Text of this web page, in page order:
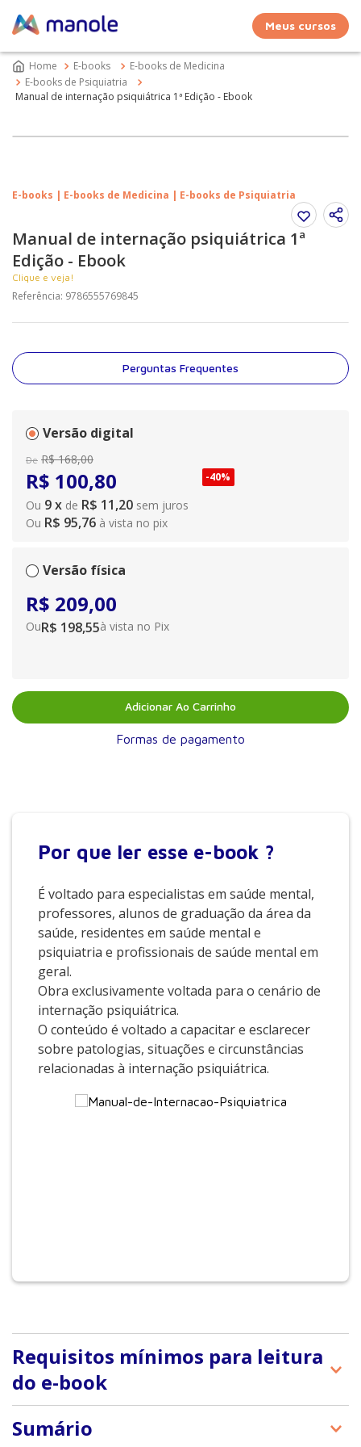
Meus cursos
E-books
E-books de Medicina
E-books de Psiquiatria
Manual de internação psiquiátrica 1ª Edição - Ebook
E-books | E-books de Medicina | E-books de Psiquiatria
Manual de internação psiquiátrica 1ª
Edição - Ebook
Clique e veja!
Referência: 9786555769845
Perguntas Frequentes
Versão digital
De R$ 168,00
R$ 100,80
Ou 9x de R$ 11,20 sem juros
-40%
Ou R$ 95,76 à vista no pix
Versão física
R$ 209,00
OuR$ 198,55à vista no Pix
Adicionar Ao Carrinho
Formas de pagamento
Por que ler esse e-book ?
É voltado para especialistas em saúde mental,
professores, alunos de graduação da área da
saúde, residentes em saúde mental e
psiquiatria e profissionais de saúde mental em
geral.
Obra exclusivamente voltada para o cenário de
internação psiquiátrica.
O conteúdo é voltado a capacitar e esclarecer
sobre patologias, situações e circunstâncias
relacionadas à internação psiquiátrica.
Requisitos mínimos para leitura
do e-book
VitalSource Bookshelf. Além de oferecer vários
Sumário